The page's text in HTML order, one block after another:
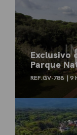
Exclusivo
Parque
REF.GV-788 9